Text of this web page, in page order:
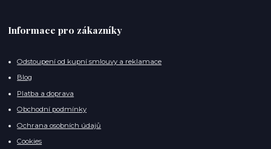
Informace pro zákazníky
Odstoupení od kupní smlouvy a reklamace
Blog
Platba a doprava
Obchodní podmínky
Ochrana osobních údajů
Cookies